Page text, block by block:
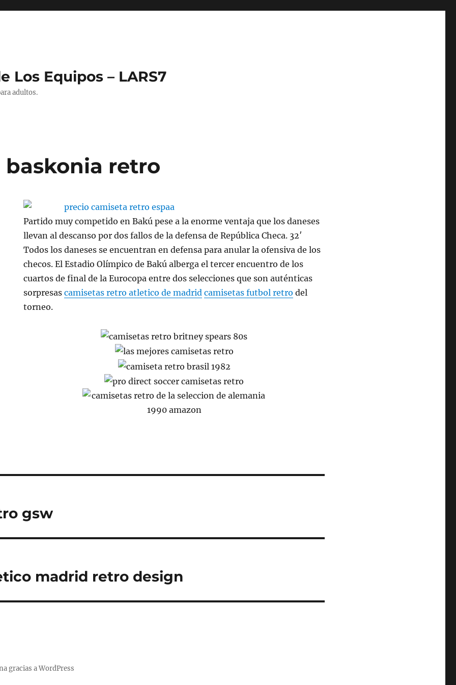
Los Equipos – LARS7
adultos.
retro
Partido muy competido en Bakú pese a la enorme ventaja que los daneses
llevan al descanso por dos fallos de la defensa de República Checa. 32′
Todos los daneses se encuentran en defensa para anular la ofensiva de los
checos. El Estadio Olímpico de Bakú alberga el tercer encuentro de los
cuartos de final de la Eurocopa entre dos selecciones que son auténticas
sorpresascamisetas retro atletico de madrid camisetas futbol retro del
torneo.
gsw
madrid retro design
gracias a WordPress